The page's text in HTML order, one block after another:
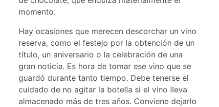
momento.
Hay ocasiones que merecen descorchar un vino
reserva, como el festejo por la obtención de un
título, un aniversario o la celebración de una
gran noticia. Es hora de tomar ese vino que se
guardó durante tanto tiempo. Debe tenerse el
cuidado de no agitar la botella si el vino lleva
almacenado más de tres años. Conviene dejarlo